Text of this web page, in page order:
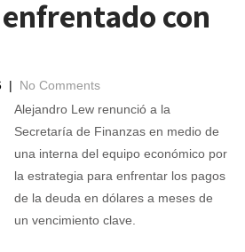
con
| No Comments
Alejandro Lew renunció a la
Secretaría de Finanzas en medio de
una interna del equipo económico por
la estrategia para enfrentar los pagos
de la deuda en dólares a meses de
un vencimiento clave.